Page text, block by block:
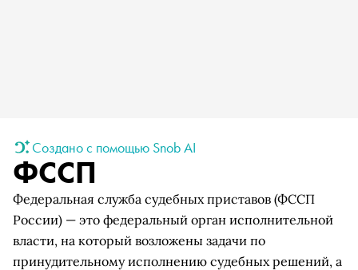
Создано с помощью Snob AI
ФССП
Федеральная служба судебных приставов (ФССП
России) — это федеральный орган исполнительной
власти, на который возложены задачи по
принудительному исполнению судебных решений, а